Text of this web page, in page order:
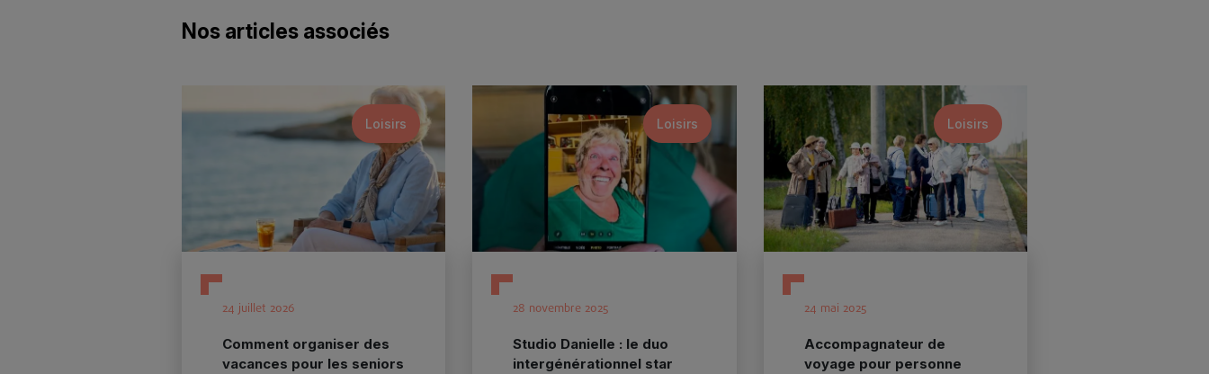
Nos articles associés
Loisirs
24 juillet 2026
Comment organiser des
vacances pour les seniors
Loisirs
28 novembre 2025
Studio Danielle : le duo
intergénérationnel star
Loisirs
24 mai 2025
Accompagnateur de
voyage pour personne